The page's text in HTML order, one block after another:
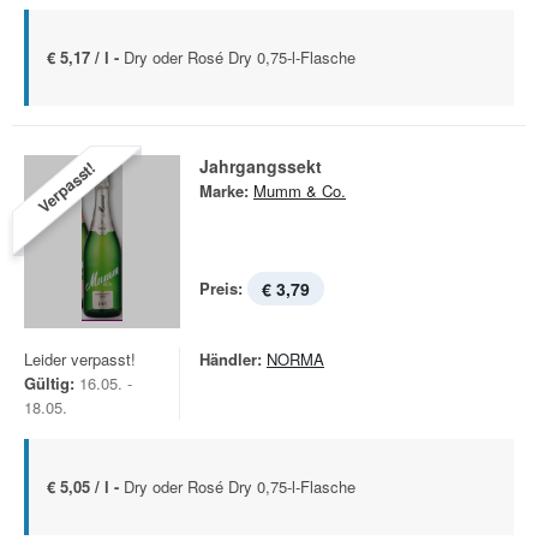
€ 5,17 / l - Dry oder Rosé Dry 0,75-l-Flasche
Verpasst! Jahrgangssekt
Marke: Mumm & Co.
Preis: € 3,79
Leider verpasst!
Gültig: 16.05. -
18.05.
Händler: NORMA
€ 5,05 / l - Dry oder Rosé Dry 0,75-l-Flasche